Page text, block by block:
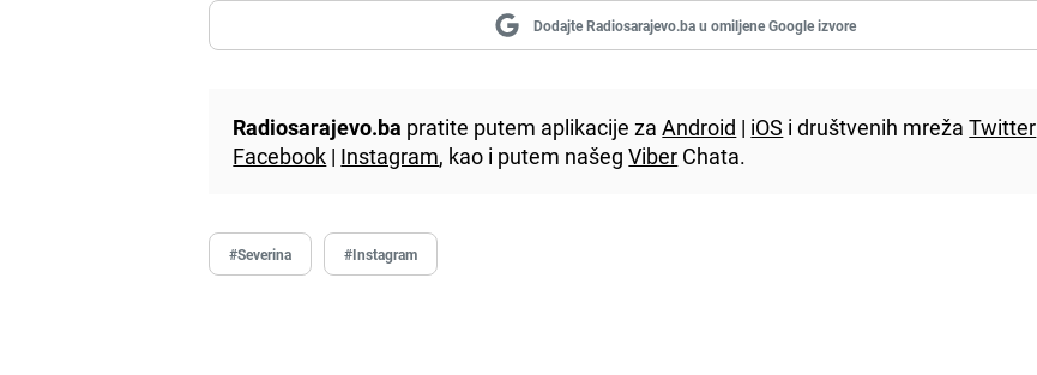
Dodajte Radiosarajevo.ba u omiljene Google izvore
Radiosarajevo.ba pratite putem aplikacije zaAndroid | iOS i društvenih mrežaTwitter
Facebook | Instagram, kao i putem našegViber Chata.
#Severina #Instagram